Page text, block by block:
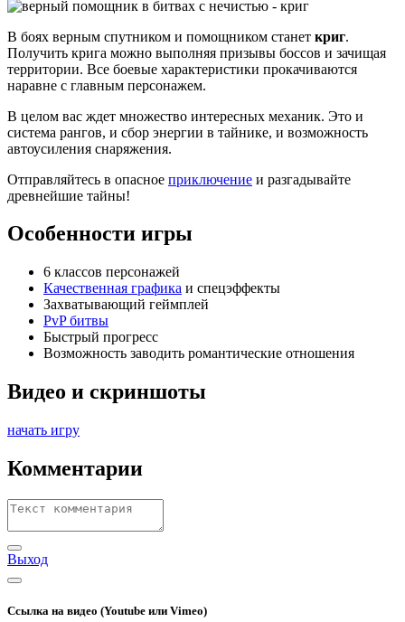
В боях верным спутником и помощником станет криг.
Получить крига можно выполняя призывы боссов и зачищая
территории. Все боевые характеристики прокачиваются
наравне с главным персонажем.
В целом вас ждет множество интересных механик. Это и
система рангов, и сбор энергии в тайнике, и возможность
автоусиления снаряжения.
Отправляйтесь в опасное приключение и разгадывайте
древнейшие тайны!
Особенности игры
6 классов персонажей
Качественная графика и спецэффекты
Захватывающий геймплей
PvP битвы
Быстрый прогресс
Возможность заводить романтические отношения
Видео и скриншоты
начать игру
Комментарии
Выход
Ссылка на видео (Youtube или Vimeo)